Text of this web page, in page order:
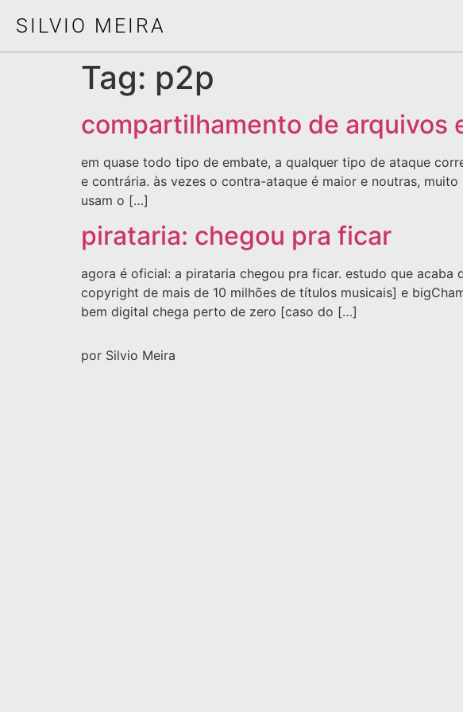
SILVIO MEIRA
Tag: p2p
compartilhamento de arquivos
em quase todo tipo de embate, a qualquer tipo de ataque
e contrária. às vezes o contra-ataque é maior e noutras,
usam o […]
pirataria: chegou pra ficar
agora é oficial: a pirataria chegou pra ficar. estudo que acaba
copyright de mais de 10 milhões de títulos musicais] e
bem digital chega perto de zero [caso do […]
por Silvio Meira